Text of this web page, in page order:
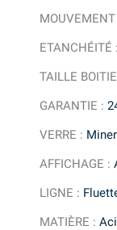
MOUVEMENT
ETANCHÉITÉ :
TAILLE
GARANTIE :
VERRE :
AFFICHAGE :
LIGNE :
MATIÈRE :